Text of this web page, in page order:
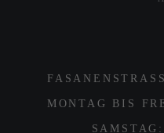
MONTAG BIS